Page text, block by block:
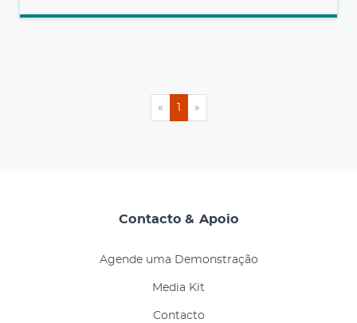
« 1 »
Contacto & Apoio
Agende uma Demonstração
Media Kit
Contacto